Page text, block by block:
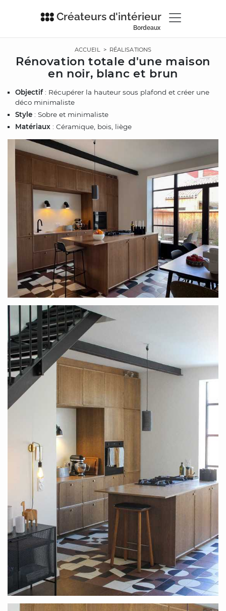
Créateurs d'intérieur
Bordeaux
ACCUEIL> RÉALISATIONS
Rénovation totale d'une maison
en noir, blanc et brun
Objectif: Récupérer la hauteur sous plafond et créer une
déco minimaliste
Style : Sobre et minimaliste
Matériaux : Céramique, bois, liège